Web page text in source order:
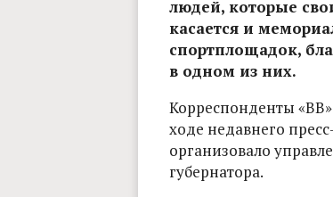
людей, которые
касается и
спортплощадок,
в одном из них.
Корреспонденты
ходе недавнего
организовало
губернатора.